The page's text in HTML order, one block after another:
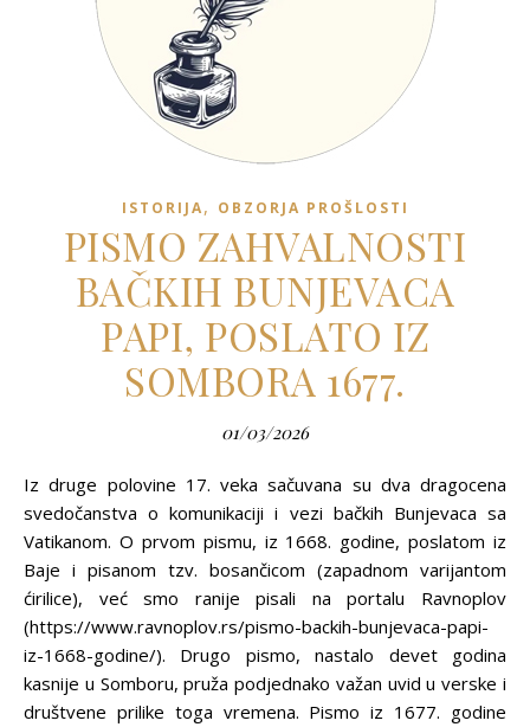
ISTORIJA, OBZORJA PROŠLOSTI
PISMO ZAHVALNOSTI
BAČKIH BUNJEVACA
PAPI, POSLATO IZ
SOMBORA 1677.
01/03/2026
Iz druge polovine 17. veka sačuvana su dva dragocena
svedočanstva o komunikaciji i vezi bačkih Bunjevaca sa
Vatikanom. O prvom pismu, iz 1668. godine, poslatom iz
Baje i pisanom tzv. bosančicom (zapadnom varijantom
ćirilice), već smo ranije pisali na portalu Ravnoplov
(https://www.ravnoplov.rs/pismo-backih-bunjevaca-papi-
iz-1668-godine/). Drugo pismo, nastalo devet godina
kasnije u Somboru, pruža podjednako važan uvid u verske i
društvene prilike toga vremena. Pismo iz 1677. godine